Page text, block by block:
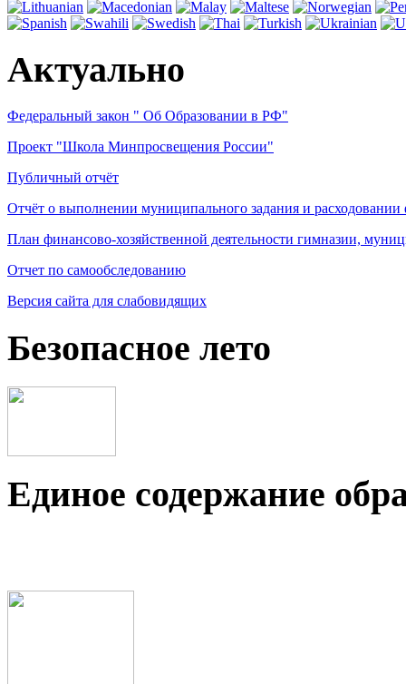
Актуально
Федеральный закон " Об Образовании в РФ"
Проект "Школа Минпросвещения России"
Публичный отчёт
Отчёт о выполнении муниципального задания и
План финансово-хозяйственной деятельности гимназии,
Отчет по самообследованию
Версия сайта для слабовидящих
Безопасное лето
Единое содержание